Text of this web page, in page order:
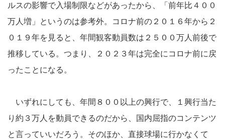
ルスの影響で入場制限などがあったから、「前年比４００
万人増」というのは参考外。コロナ前の２０１６年から２
０１９年を見ると、年間観客動員数は２５００万人前後で
推移している。つまり、２０２３年は完全にコロナ前に戻
ったことになる。
いずれにしても、年間８００以上の興行で、１興行当た
り約３万人を動員できるのだから、国内屈指のコンテンツ
と言っていいだろう。そのほか、直接球場に行かなくて